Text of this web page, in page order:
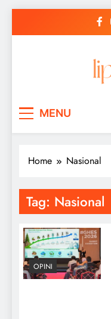
MENU
Home Nasional
Tag: Nasional
OPINI